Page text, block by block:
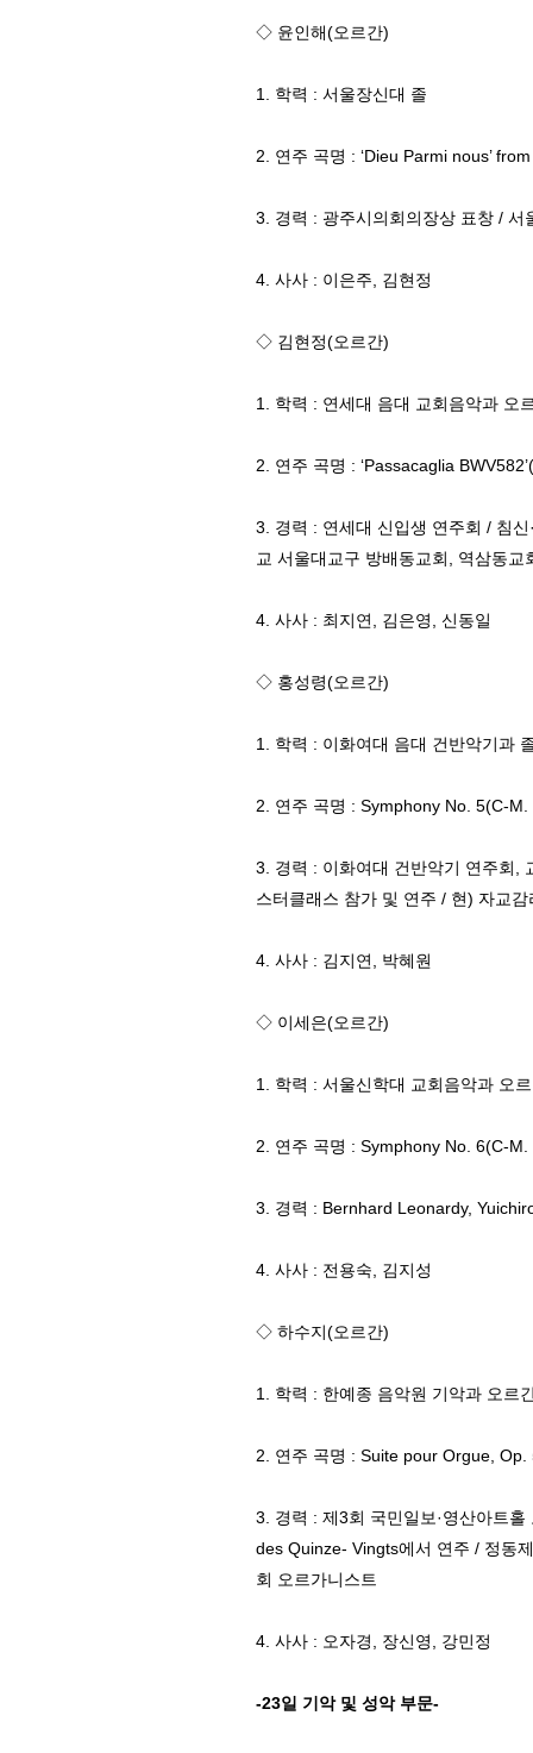
◇ 윤인해(오르간)
1. 학력 : 서울장신대 졸
2. 연주 곡명 : ‘Dieu Parmi nous’
3. 경력 : 광주시의회의장상 표창 /
4. 사사 : 이은주, 김현정
◇ 김현정(오르간)
1. 학력 : 연세대 음대 교회음악과 오
2. 연주 곡명 : ‘Passacaglia
3. 경력 : 연세대 신입생 연주회 / 침
교 서울대교구 방배동교회, 역삼동
4. 사사 : 최지연, 김은영, 신동일
◇ 홍성령(오르간)
1. 학력 : 이화여대 음대 건반악기과
2. 연주 곡명 : Symphony No. 5(C-M.
3. 경력 : 이화여대 건반악기 연주회,
스터클래스 참가 및 연주 / 현) 자교
4. 사사 : 김지연, 박혜원
◇ 이세은(오르간)
1. 학력 : 서울신학대 교회음악과 오
2. 연주 곡명 : Symphony No. 6(C-M.
3. 경력 : Bernhard Leonardy,
4. 사사 : 전용숙, 김지성
◇ 하수지(오르간)
1. 학력 : 한예종 음악원 기악과 오르
2. 연주 곡명 : Suite pour Orgue, Op.
3. 경력 : 제3회 국민일보·영산아트
des Quinze- Vingts에서 연주 / 정동
회 오르가니스트
4. 사사 : 오자경, 장신영, 강민정
-23일 기악 및 성악 부문-